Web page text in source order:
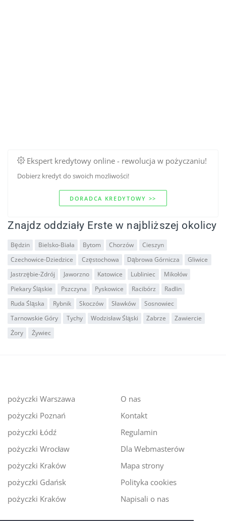
Ekspert kredytowy online - rewolucja w pożyczaniu!
Dobierz kredyt do swoich mozliwości!
DORADCA KREDYTOWY >>
Znajdz oddziały Erste w najbliższej okolicy
Będzin Bielsko-Biała Bytom Chorzów
Cieszyn
Czechowice-Dziedzice
Częstochowa Dąbrowa Górnicza
Gliwice
Jastrzębie-Zdrój
Jaworzno Katowice Lubliniec
Mikołów
Piekary Śląskie
Pszczyna Pyskowice Racibórz
Radlin
Ruda Śląska
Rybnik Skoczów Sławków
Sosnowiec
Tarnowskie Góry
Tychy Wodzisław Śląski Zabrze
Zawiercie
Żory
Żywiec
pożyczki Warszawa
pożyczki Poznań
pożyczki Łódź
pożyczki Wrocław
pożyczki Kraków
pożyczki Gdańsk
pożyczki Kraków
O nas
Kontakt
Regulamin
Dla Webmasterów
Mapa strony
Polityka cookies
Napisali o nas